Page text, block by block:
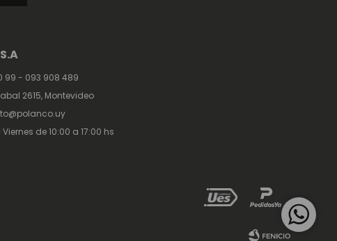
99 - 093 908 489
2615, Montevideo
Viernes de 10:00 a 17:00 hs